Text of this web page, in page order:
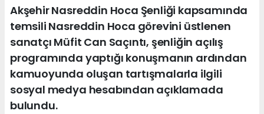
Akşehir Nasreddin Hoca Şenliği kapsamında
temsili Nasreddin Hoca görevini üstlenen
sanatçı Müfit Can Saçıntı, şenliğin açılış
programında yaptığı konuşmanın ardından
kamuoyunda oluşan tartışmalarla ilgili
sosyal medya hesabından açıklamada
bulundu.